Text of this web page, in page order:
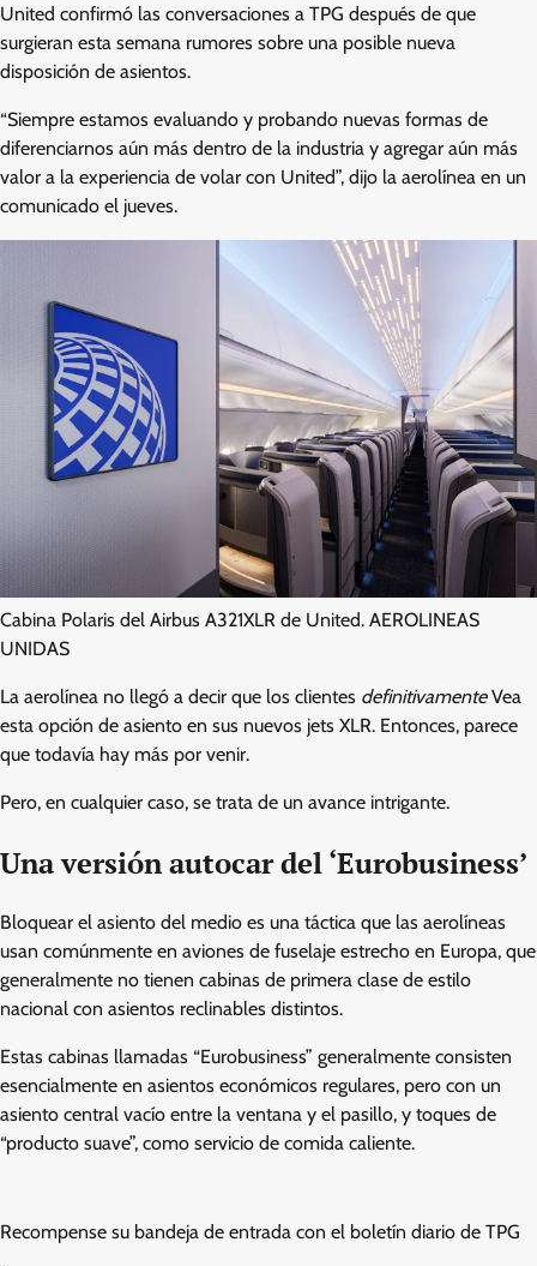
United confirmó las conversaciones a TPG después de que
surgieran esta semana rumores sobre una posible nueva
disposición de asientos.
“Siempre estamos evaluando y probando nuevas formas de
diferenciarnos aún más dentro de la industria y agregar aún más
valor a la experiencia de volar con United”, dijo la aerolínea en un
comunicado el jueves.
Cabina Polaris del Airbus A321XLR de United. AEROLINEAS
UNIDAS
La aerolínea no llegó a decir que los clientes definitivamenteVea
esta opción de asiento en sus nuevos jets XLR. Entonces, parece
que todavía hay más por venir.
Pero, en cualquier caso, se trata de un avance intrigante.
Una versión autocar del ‘Eurobusiness’
Bloquear el asiento del medio es una táctica que las aerolíneas
usan comúnmente en aviones de fuselaje estrecho en Europa, que
generalmente no tienen cabinas de primera clase de estilo
nacional con asientos reclinables distintos.
Estas cabinas llamadas “Eurobusiness” generalmente consisten
esencialmente en asientos económicos regulares, pero con un
asiento central vacío entre la ventana y el pasillo, y toques de
“producto suave”, como servicio de comida caliente.
Recompense su bandeja de entrada con el boletín diario de TPG